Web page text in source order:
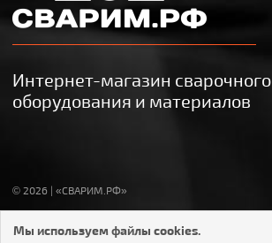
Интернет-магазин сварочного
оборудования и материалов
© 2026 | «СВАРИМ.РФ»
Мы используем файлы cookies.